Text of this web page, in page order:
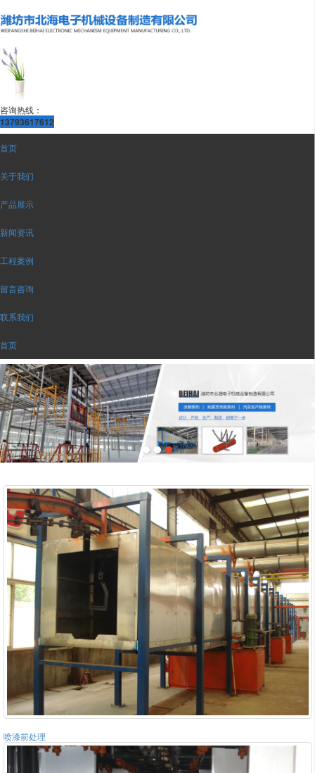
咨询热线：
13793617612
首页
关于我们
产品展示
新闻资讯
工程案例
留言咨询
联系我们
首页
喷漆前处理